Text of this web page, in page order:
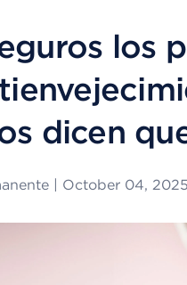
los
dicen
| October 04, 2025